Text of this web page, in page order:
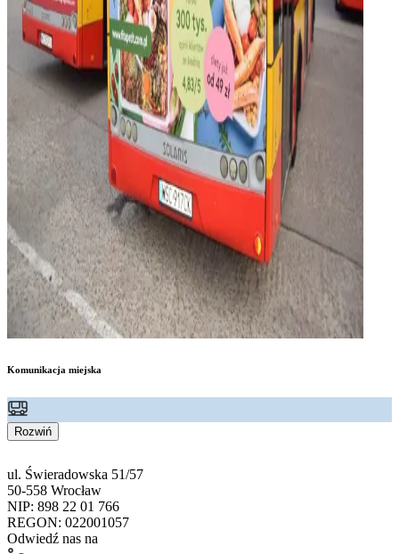
Komunikacja miejska
Rozwiń
ul. Świeradowska 51/57
50-558 Wrocław
NIP: 898 22 01 766
REGON: 022001057
Odwiedź nas na